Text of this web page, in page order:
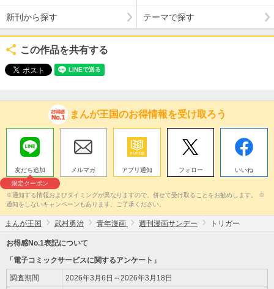
新刊から探す テーマで探す
この作品を共有する
まんが王国のお得情報を受け取ろう
友だち追加
限定クーポン
メルマガ アプリ通知 フォロー いいね
※通知する情報およびタイミングが異なりますので、併せて受け取ることをお勧めします。 ※
通知をしないキャンペーンもあります。ご了承ください。
まんが王国 武村勇治 青年漫画 週刊漫画サンデー トリガー
お得感No.1表記について
「電子コミックサービスに関するアンケート」
調査期間 2026年3月6日～2026年3月18日